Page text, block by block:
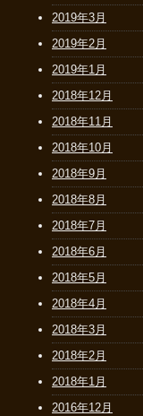
2019年3月
2019年2月
2019年1月
2018年12月
2018年11月
2018年10月
2018年9月
2018年8月
2018年7月
2018年6月
2018年5月
2018年4月
2018年3月
2018年2月
2018年1月
2016年12月